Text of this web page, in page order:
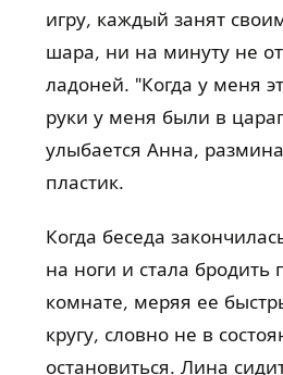
игру, каждый занят
шара, ни на минуту не
ладоней. "Когда у меня
руки у меня были в
улыбается Анна,
пластик.
Когда беседа
на ноги и стала бродить
комнате, меряя ее
кругу, словно не в
остановиться. Лина